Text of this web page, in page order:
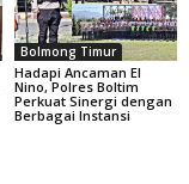
Bolmong Timur
Hadapi Ancaman El
Nino, Polres Boltim
Perkuat Sinergi dengan
Berbagai Instansi